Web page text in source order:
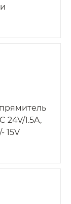
1.5A,
15V